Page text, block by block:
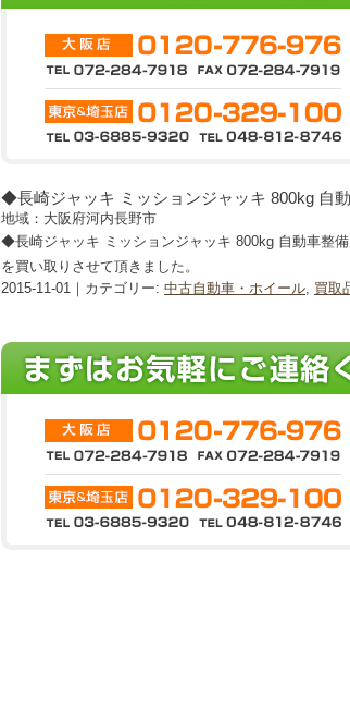
◆長崎ジャッキ ミッションジャッキ 800kg 自
地域：大阪府河内長野市
◆長崎ジャッキ ミッションジャッキ 800kg 自動車整
を買い取りさせて頂きました。
2015-11-01｜カテゴリー: 中古自動車・ホイール, 買取